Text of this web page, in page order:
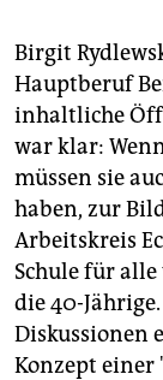
Birgit
Hauptberuf
inhaltliche
war klar:
müssen sie
haben, zur
Arbeitskreis
Schule für
die 40-
Diskussionen
Konzept